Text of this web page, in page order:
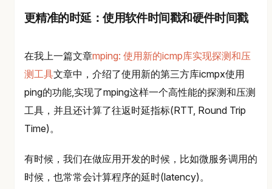
更精准的时延：使用软件时间戳和硬件时间戳
在我上一篇文章mping: 使用新的icmp库实现探测和压
测工具文章中，介绍了使用新的第三方库icmpx使用
ping的功能,实现了mping这样一个高性能的探测和压测
工具，并且还计算了往返时延指标(RTT, Round Trip
Time)。
有时候，我们在做应用开发的时候，比如微服务调用的
时候，也常常会计算程序的延时(latency)。